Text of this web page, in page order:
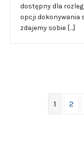
dostępny dla
opcji dokonywania
zdajemy sobie […]
1 2